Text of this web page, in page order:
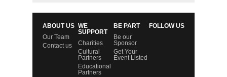
ABOUT US
Our Team
Contact us
WE
SUPPORT
Charities
Cultural
Partners
Educational
Partners
BE PART
Be our
Sponsor
Get Your
Event Listed
FOLLOW US